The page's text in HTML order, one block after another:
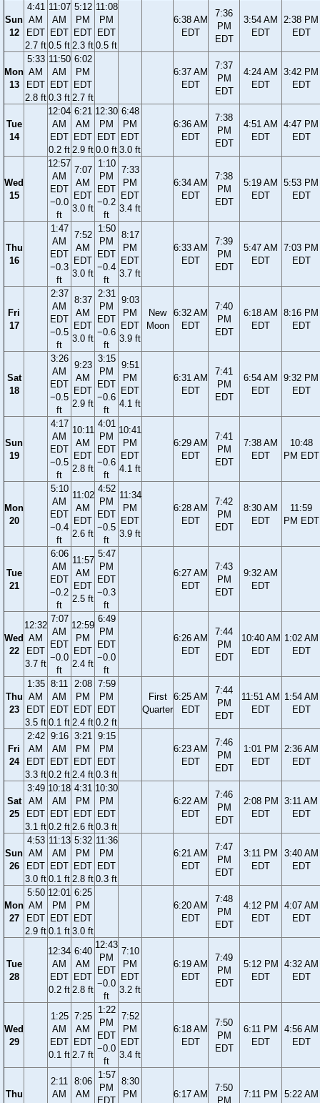
Sun
12
4:41
AM
EDT
2.7 ft
11:07
AM
EDT
0.5 ft
5:12
PM
EDT
2.3 ft
11:08
PM
EDT
0.5 ft
6:38 AM
EDT
7:36
PM
EDT
3:54 AM
EDT
2:38 PM
EDT
Mon
13
5:33
AM
EDT
2.8 ft
11:50
AM
EDT
0.3 ft
6:02
PM
EDT
2.7 ft
6:37 AM
EDT
7:37
PM
EDT
4:24 AM
EDT
3:42 PM
EDT
Tue
14
12:04
AM
EDT
0.2 ft
6:21
AM
EDT
2.9 ft
12:30
PM
EDT
0.0 ft
6:48
PM
EDT
3.0 ft
6:36 AM
EDT
7:38
PM
EDT
4:51 AM
EDT
4:47 PM
EDT
Wed
15
12:57
AM
EDT
−0.0
ft
7:07
AM
EDT
3.0 ft
1:10
PM
EDT
−0.2
ft
7:33
PM
EDT
3.4 ft
6:34 AM
EDT
7:38
PM
EDT
5:19 AM
EDT
5:53 PM
EDT
Thu
16
1:47
AM
EDT
−0.3
ft
7:52
AM
EDT
3.0 ft
1:50
PM
EDT
−0.4
ft
8:17
PM
EDT
3.7 ft
6:33 AM
EDT
7:39
PM
EDT
5:47 AM
EDT
7:03 PM
EDT
Fri
17
2:37
AM
EDT
−0.5
ft
8:37
AM
EDT
3.0 ft
2:31
PM
EDT
−0.6
ft
9:03
PM
EDT
3.9 ft
New
Moon
6:32 AM
EDT
7:40
PM
EDT
6:18 AM
EDT
8:16 PM
EDT
Sat
18
3:26
AM
EDT
−0.5
ft
9:23
AM
EDT
2.9 ft
3:15
PM
EDT
−0.6
ft
9:51
PM
EDT
4.1 ft
6:31 AM
EDT
7:41
PM
EDT
6:54 AM
EDT
9:32 PM
EDT
Sun
19
4:17
AM
EDT
−0.5
ft
10:11
AM
EDT
2.8 ft
4:01
PM
EDT
−0.6
ft
10:41
PM
EDT
4.1 ft
6:29 AM
EDT
7:41
PM
EDT
7:38 AM
EDT
10:48
PM EDT
Mon
20
5:10
AM
EDT
−0.4
ft
11:02
AM
EDT
2.6 ft
4:52
PM
EDT
−0.5
ft
11:34
PM
EDT
3.9 ft
6:28 AM
EDT
7:42
PM
EDT
8:30 AM
EDT
11:59
PM EDT
Tue
21
6:06
AM
EDT
−0.2
ft
11:57
AM
EDT
2.5 ft
5:47
PM
EDT
−0.3
ft
6:27 AM
EDT
7:43
PM
EDT
9:32 AM
EDT
Wed
22
12:32
AM
EDT
3.7 ft
7:07
AM
EDT
−0.0
ft
12:59
PM
EDT
2.4 ft
6:49
PM
EDT
−0.0
ft
6:26 AM
EDT
7:44
PM
EDT
10:40 AM
EDT
1:02 AM
EDT
Thu
23
1:35
AM
EDT
3.5 ft
8:11
AM
EDT
0.1 ft
2:08
PM
EDT
2.4 ft
7:59
PM
EDT
0.2 ft
First
Quarter
6:25 AM
EDT
7:44
PM
EDT
11:51 AM
EDT
1:54 AM
EDT
Fri
24
2:42
AM
EDT
3.3 ft
9:16
AM
EDT
0.2 ft
3:21
PM
EDT
2.4 ft
9:15
PM
EDT
0.3 ft
6:23 AM
EDT
7:46
PM
EDT
1:01 PM
EDT
2:36 AM
EDT
Sat
25
3:49
AM
EDT
3.1 ft
10:18
AM
EDT
0.2 ft
4:31
PM
EDT
2.6 ft
10:30
PM
EDT
0.3 ft
6:22 AM
EDT
7:46
PM
EDT
2:08 PM
EDT
3:11 AM
EDT
Sun
26
4:53
AM
EDT
3.0 ft
11:13
AM
EDT
0.1 ft
5:32
PM
EDT
2.8 ft
11:36
PM
EDT
0.3 ft
6:21 AM
EDT
7:47
PM
EDT
3:11 PM
EDT
3:40 AM
EDT
Mon
27
5:50
AM
EDT
2.9 ft
12:01
PM
EDT
0.1 ft
6:25
PM
EDT
3.0 ft
6:20 AM
EDT
7:48
PM
EDT
4:12 PM
EDT
4:07 AM
EDT
Tue
28
12:34
AM
EDT
0.2 ft
6:40
AM
EDT
2.8 ft
12:43
PM
EDT
−0.0
ft
7:10
PM
EDT
3.2 ft
6:19 AM
EDT
7:49
PM
EDT
5:12 PM
EDT
4:32 AM
EDT
Wed
29
1:25
AM
EDT
0.1 ft
7:25
AM
EDT
2.7 ft
1:22
PM
EDT
−0.0
ft
7:52
PM
EDT
3.4 ft
6:18 AM
EDT
7:50
PM
EDT
6:11 PM
EDT
4:56 AM
EDT
Thu
2:11
AM
8:06
AM
1:57
PM
EDT
8:30
PM
6:17 AM
7:50
PM
7:11 PM
5:22 AM